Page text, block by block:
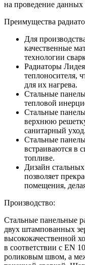
на проведение данных
Преимущества
Для
качественные
технологии
Радиаторы
теплоносителя,
для их нагрева.
Стальные
тепловой
Стальные
верхнюю
санитарный уход.
Стальные
встраиваются в
топливе.
Дизайн
позволяет
помещения,
Производство:
Стальные панельные
двух штампованных
высококачественной
в соответствии с EN
роликовым швом, а